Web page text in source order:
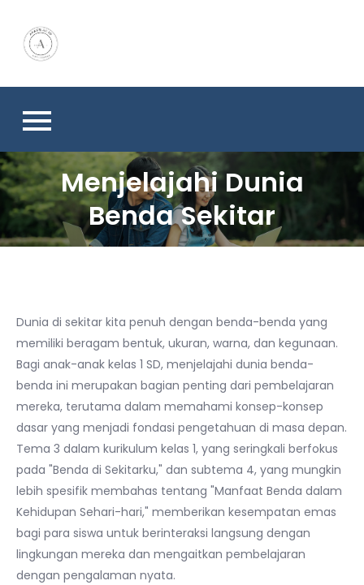
content
Menjelajahi Dunia
Benda Sekitar
Dunia di sekitar kita penuh dengan benda-benda yang
memiliki beragam bentuk, ukuran, warna, dan kegunaan.
Bagi anak-anak kelas 1 SD, menjelajahi dunia benda-
benda ini merupakan bagian penting dari pembelajaran
mereka, terutama dalam memahami konsep-konsep
dasar yang menjadi fondasi pengetahuan di masa depan.
Tema 3 dalam kurikulum kelas 1, yang seringkali berfokus
pada "Benda di Sekitarku," dan subtema 4, yang mungkin
lebih spesifik membahas tentang "Manfaat Benda dalam
Kehidupan Sehari-hari," memberikan kesempatan emas
bagi para siswa untuk berinteraksi langsung dengan
lingkungan mereka dan mengaitkan pembelajaran
dengan pengalaman nyata.